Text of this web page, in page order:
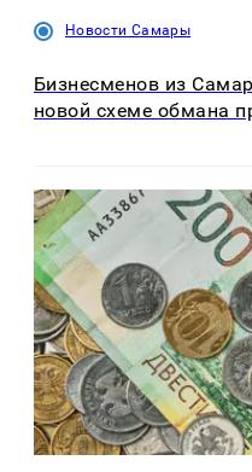
Новости Самары
Бизнесменов из
новой схеме обмана